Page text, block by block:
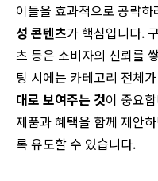
이들을 효과적으로 공략하
성 콘텐츠가 핵심입니다.
츠 등은 소비자의 신뢰를
팅 시에는 카테고리 전체
대로 보여주는 것이 중요
제품과 혜택을 함께 제안
록 유도할 수 있습니다.